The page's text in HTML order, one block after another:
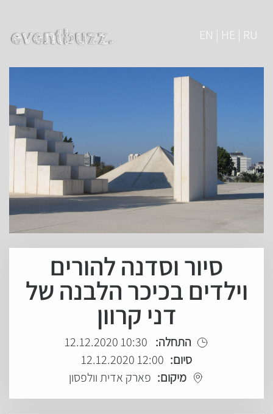
EN | HE | RU
סיור וסדנה להורים
וילדים בכיכר הלבנה של
דני קרוון
התחלה: 10:30 12.12.2020
סיום: 12:00 12.12.2020
מיקום: פארק אדית וולפסון